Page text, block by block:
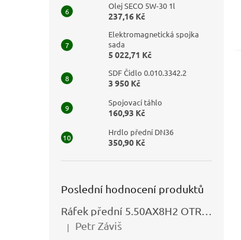
Olej SECO 5W-30 1l
237,16 Kč
Elektromagnetická spojka
sada
5 022,71 Kč
SDF Čidlo 0.010.3342.2
3 950 Kč
Spojovací táhlo
160,93 Kč
Hrdlo přední DN36
350,90 Kč
Poslední hodnocení produktů
Hodnocení produktu je 5 z 5 hvězdiček.
| Petr Záviš